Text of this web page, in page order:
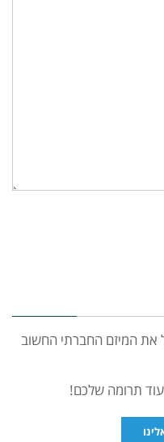
את המיזם החברתי החשוב
תרומה שלכם!